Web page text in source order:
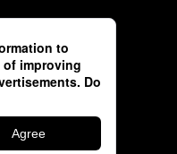
All Rights Reserved.